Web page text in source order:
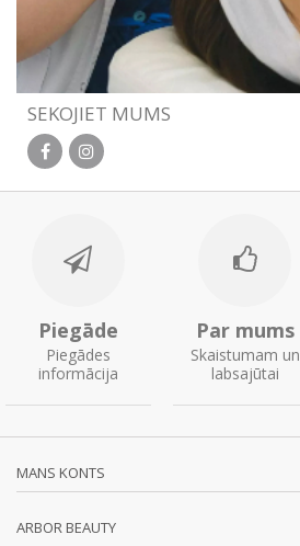
SEKOJIET MUMS
Piegāde
Piegādes
informācija
Par mums
Skaistumam un
labsajūtai
MANS KONTS
ARBOR BEAUTY